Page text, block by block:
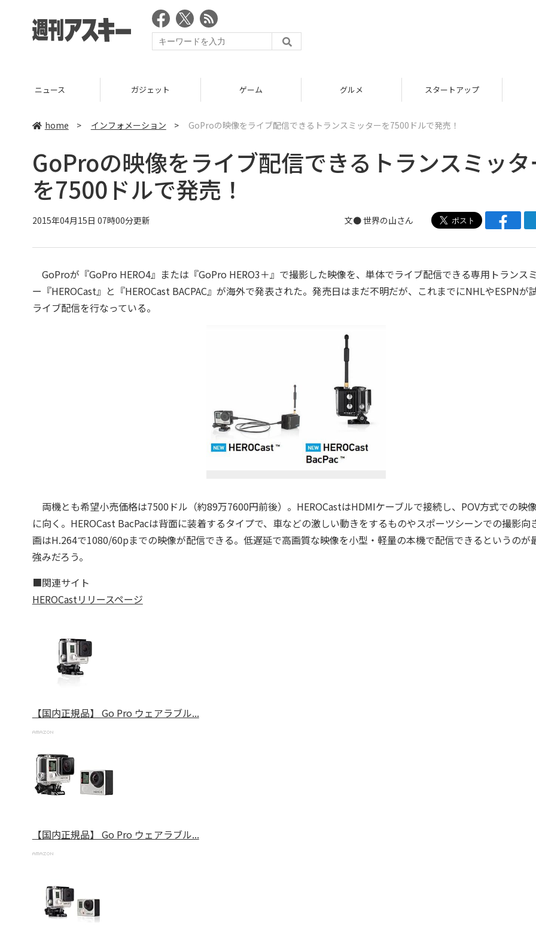
ニュース ガジェット ゲーム グルメ スタートアップ
home > インフォメーション > GoProの映像をライブ配信できるトランスミッターを7500ドルで発売！
GoProの映像をライブ配信できるトランスミッ
を7500ドルで発売！
2015年04月15日 07時00分更新 文● 世界の山さん
GoProが『GoPro HERO4』または『GoPro HERO3＋』で撮影した映像を、単体でライブ配信できる専用トランス
ー『HEROCast』と『HEROCast BACPAC』が海外で発表された。発売日はまだ不明だが、これまでにNHLやESPNが
ライブ配信を行なっている。
両機とも希望小売価格は7500ドル（約89万7600円前後）。HEROCastはHDMIケーブルで接続し、POV方式での映
に向く。HEROCast BacPacは背面に装着するタイプで、車などの激しい動きをするものやスポーツシーンでの撮影向
画はH.264で1080/60pまでの映像が配信できる。低遅延で高画質な映像を小型・軽量の本機で配信できるというのが
強みだろう。
■関連サイト
HEROCastリリースページ
【国内正規品】 Go Pro ウェアラブル...
【国内正規品】 Go Pro ウェアラブル...